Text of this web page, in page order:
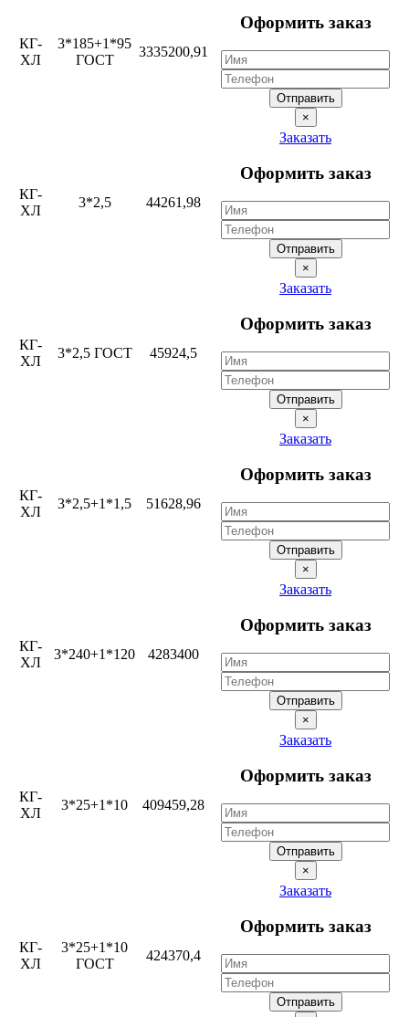
КГ-
ХЛ
3*185+1*95
ГОСТ
3335200,91
Оформить заказ
Отправить
×
КГ-
ХЛ
3*2,5 44261,98
Заказать
Оформить заказ
Отправить
×
КГ-
ХЛ
3*2,5 ГОСТ 45924,5
Заказать
Оформить заказ
Отправить
×
КГ-
ХЛ
3*2,5+1*1,5 51628,96
Заказать
Оформить заказ
Отправить
×
КГ-
ХЛ
3*240+1*120 4283400
Заказать
Оформить заказ
Отправить
×
КГ-
ХЛ
3*25+1*10 409459,28
Заказать
Оформить заказ
Отправить
×
КГ-
ХЛ
3*25+1*10
ГОСТ
424370,4
Заказать
Оформить заказ
Отправить